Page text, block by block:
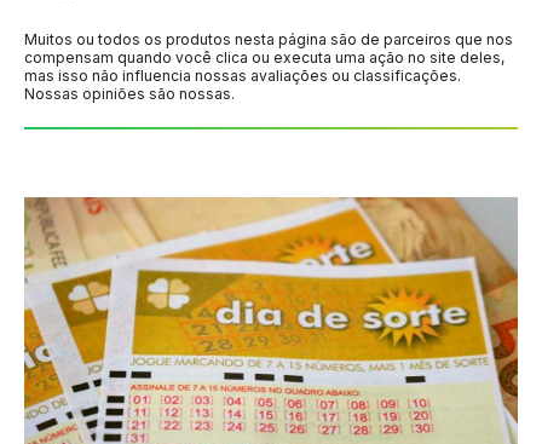
Muitos ou todos os produtos nesta página são de parceiros que nos
compensam quando você clica ou executa uma ação no site deles,
mas isso não influencia nossas avaliações ou classificações.
Nossas opiniões são nossas.